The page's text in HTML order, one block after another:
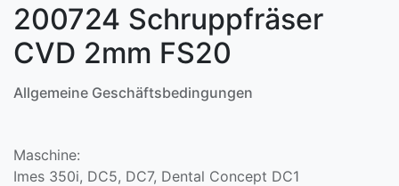
200724 Schruppfräser
CVD 2mm FS20
Allgemeine Geschäftsbedingungen
Maschine:
Imes 350i, DC5, DC7, Dental Concept DC1